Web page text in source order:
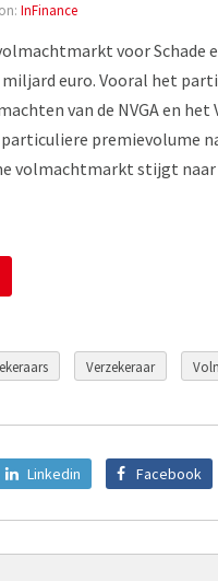
InFinance
voor Schade
euro. Vooral het
van de NVGA en het
premievolume
volmachtmarkt stijgt naar
Verzekeraar
Linkedin Facebook